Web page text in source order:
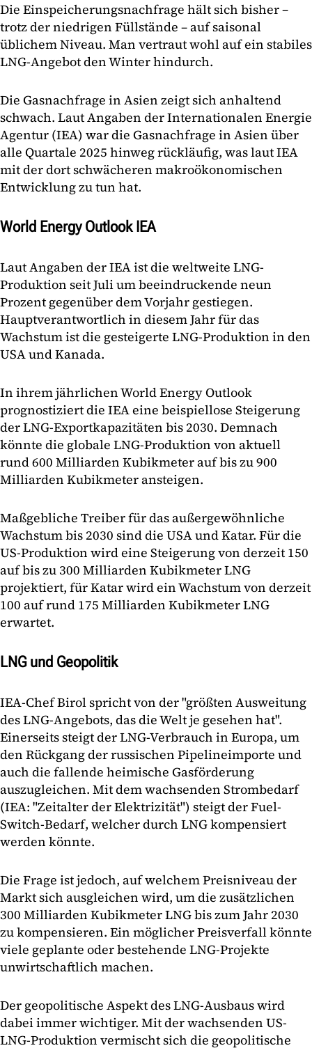
Die Einspeicherungsnachfrage hält sich bisher –
trotz der niedrigen Füllstände – auf saisonal
üblichem Niveau. Man vertraut wohl auf ein stabiles
LNG-Angebot den Winter hindurch.
Die Gasnachfrage in Asien zeigt sich anhaltend
schwach. Laut Angaben der Internationalen Energie
Agentur (IEA) war die Gasnachfrage in Asien über
alle Quartale 2025 hinweg rückläufig, was laut IEA
mit der dort schwächeren makroökonomischen
Entwicklung zu tun hat.
World Energy Outlook IEA
Laut Angaben der IEA ist die weltweite LNG-
Produktion seit Juli um beeindruckende neun
Prozent gegenüber dem Vorjahr gestiegen.
Hauptverantwortlich in diesem Jahr für das
Wachstum ist die gesteigerte LNG-Produktion in den
USA und Kanada.
In ihrem jährlichen World Energy Outlook
prognostiziert die IEA eine beispiellose Steigerung
der LNG-Exportkapazitäten bis 2030. Demnach
könnte die globale LNG-Produktion von aktuell
rund 600 Milliarden Kubikmeter auf bis zu 900
Milliarden Kubikmeter ansteigen.
Maßgebliche Treiber für das außergewöhnliche
Wachstum bis 2030 sind die USA und Katar. Für die
US-Produktion wird eine Steigerung von derzeit 150
auf bis zu 300 Milliarden Kubikmeter LNG
projektiert, für Katar wird ein Wachstum von derzeit
100 auf rund 175 Milliarden Kubikmeter LNG
erwartet.
LNG und Geopolitik
IEA-Chef Birol spricht von der "größten Ausweitung
des LNG-Angebots, das die Welt je gesehen hat".
Einerseits steigt der LNG-Verbrauch in Europa, um
den Rückgang der russischen Pipelineimporte und
auch die fallende heimische Gasförderung
auszugleichen. Mit dem wachsenden Strombedarf
(IEA: "Zeitalter der Elektrizität") steigt der Fuel-
Switch-Bedarf, welcher durch LNG kompensiert
werden könnte.
Die Frage ist jedoch, auf welchem Preisniveau der
Markt sich ausgleichen wird, um die zusätzlichen
300 Milliarden Kubikmeter LNG bis zum Jahr 2030
zu kompensieren. Ein möglicher Preisverfall könnte
viele geplante oder bestehende LNG-Projekte
unwirtschaftlich machen.
Der geopolitische Aspekt des LNG-Ausbaus wird
dabei immer wichtiger. Mit der wachsenden US-
LNG-Produktion vermischt sich die geopolitische